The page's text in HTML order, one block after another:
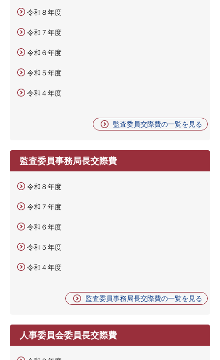
令和８年度
令和７年度
令和６年度
令和５年度
令和４年度
監査委員交際費の一覧を見る
監査委員事務局長交際費
令和８年度
令和７年度
令和６年度
令和５年度
令和４年度
監査委員事務局長交際費の一覧を見る
人事委員会委員長交際費